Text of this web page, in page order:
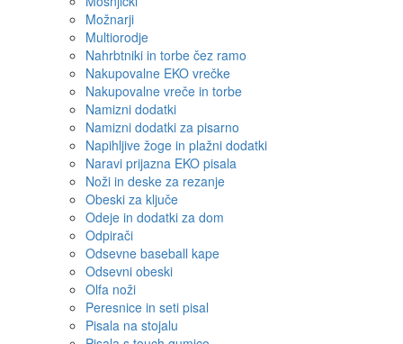
Možnarji
Multiorodje
Nahrbtniki in torbe čez ramo
Nakupovalne EKO vrečke
Nakupovalne vreče in torbe
Namizni dodatki
Namizni dodatki za pisarno
Napihljive žoge in plažni dodatki
Naravi prijazna EKO pisala
Noži in deske za rezanje
Obeski za ključe
Odeje in dodatki za dom
Odpirači
Odsevne baseball kape
Odsevni obeski
Olfa noži
Peresnice in seti pisal
Pisala na stojalu